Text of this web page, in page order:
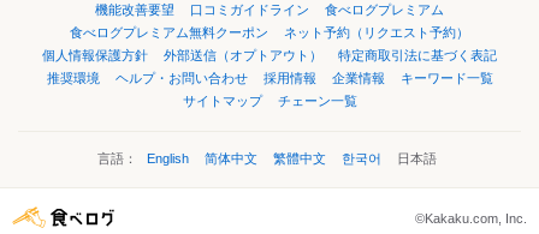
機能改善要望
口コミガイドライン
食べログプレミアム
食べログプレミアム無料クーポン
ネット予約（リクエスト予約）
個人情報保護方針
外部送信（オプトアウト）
特定商取引法に基づく表記
推奨環境
ヘルプ・お問い合わせ 採用情報 企業情報
キーワード一覧
サイトマップ
チェーン一覧
言語： English 简体中文 繁體中文 한국어 日本語
©Kakaku.com, Inc.